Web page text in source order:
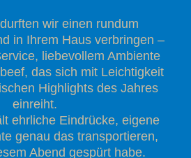
wir einen rundum
in Ihrem Haus verbringen –
liebevollem Ambiente
das sich mit Leichtigkeit
Highlights des Jahres
einreiht.
ehrliche Eindrücke, eigene
genau das transportieren,
Abend gespürt habe.